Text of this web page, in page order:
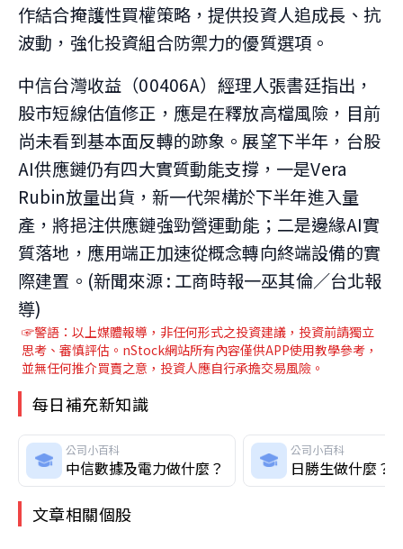
作結合掩護性買權策略，提供投資人追成長、抗
波動，強化投資組合防禦力的優質選項。
中信台灣收益（00406A）經理人張書廷指出，
股市短線估值修正，應是在釋放高檔風險，目前
尚未看到基本面反轉的跡象。展望下半年，台股
AI供應鏈仍有四大實質動能支撐，一是Vera
Rubin放量出貨，新一代架構於下半年進入量
產，將挹注供應鏈強勁營運動能；二是邊緣AI實
質落地，應用端正加速從概念轉向終端設備的實
際建置。(新聞來源 : 工商時報一巫其倫／台北報
導)
☞警語：以上媒體報導，非任何形式之投資建議，投資前請獨立
思考、審慎評估。nStock網站所有內容僅供APP使用教學參考，
並無任何推介買賣之意，投資人應自行承擔交易風險。
每日補充新知識
公司小百科
中信數據及電力做什麼？
公司小百科
日勝生做什麼？
文章相關個股